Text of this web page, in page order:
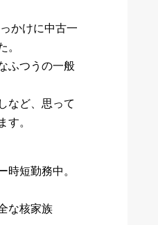
かけに中古一
ふつうの一般
など、思って
。
時短勤務中。
な核家族